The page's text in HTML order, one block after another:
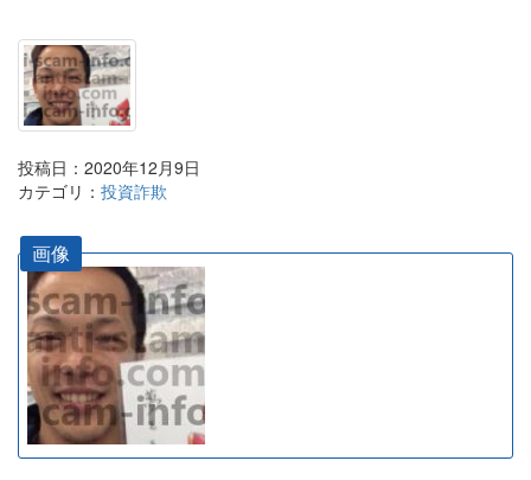
投稿日：2020年12月9日
カテゴリ： 投資詐欺
画像